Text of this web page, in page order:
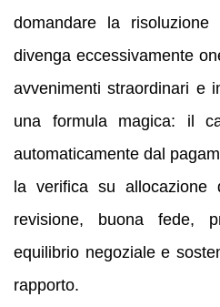
domandare la
divenga eccessivamente
avvenimenti straordinari e
una formula magica: il
automaticamente dal
la verifica su allocazione
revisione, buona fede,
equilibrio negoziale e
rapporto.